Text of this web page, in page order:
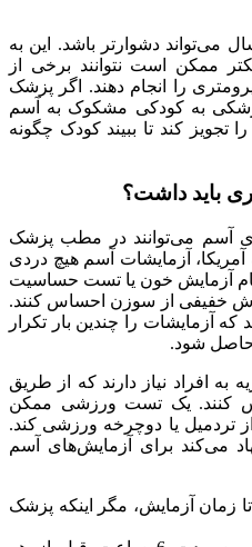
آسم در کودکان زیر 6 سال می‌تواند دشوارتر باشد. این به
ممکن است نتوانند برخی از
را انجام دهند. اگر پزشک
به کودکی مشکوک به آسم
کند تا ببیند کودک چگونه
باید داشت؟
آسم می‌توانند در مطب پزشک
آزمایشات آسم هیچ دردی
آزمایش خون یا تست حساسیت
خفیفی از سوزن احساس کنند.
آزمایشات را چندین بار تکرار
حاصل شود.
به افراد نیاز دارند که از طریق
کنند. یک تست ورزشی ممکن
تردمیل یا دوچرخه ورزشی کند.
می‌کند برای آزمایش‌های آسم
زمان آزمایش، مگر اینکه پزشک